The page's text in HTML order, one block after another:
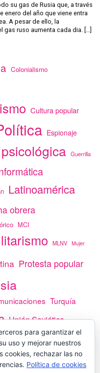
su gas de Rusia que, a través
enero del año que viene entra
A pesar de ello, la
ruso aumenta cada dia. […]
Colonialismo
Cultura popular
Espionaje
Guerrilla
Latinoamérica
obrera
MCI
MLNV Mujer
Protesta popular
Turquía
Unión Soviética
para garantizar el
uso y mejorar nuestros
cookies, rechazar las no
Política de cookies